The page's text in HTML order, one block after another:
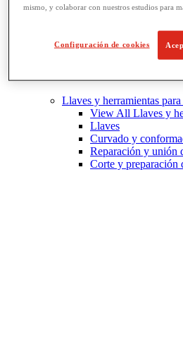
Llaves y herramientas
View All Llaves y
Llaves
Curvado y
Reparación y unión
Corte y preparación
mismo, y colaborar con nuestros estudios para
Configuración de cookies